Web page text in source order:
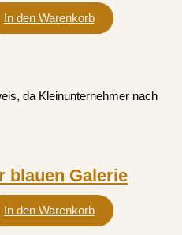
In den Warenkorb
da Kleinunternehmer nach
blauen Galerie
In den Warenkorb